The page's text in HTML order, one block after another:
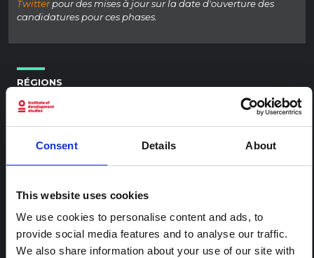
Consent Details About
This website uses cookies
We use cookies to personalise content and ads, to
provide social media features and to analyse our traffic.
We also share information about your use of our site with
Twitterpour des mises à jour sur la date d'ouverture des
candidatures pour ces phases.
RÉGIONS
TOUTES LES RÉGIONS
PARTICIPEZ À LA DISCUSSION SUR BLUESKY
Partagez vos réflexions et restez informé
PROCHAIN ARTICLE
Quitter le Soudan : un voyage
cyclique vers la sécurité
Ce blog est un récit de première main rédigé par Machar